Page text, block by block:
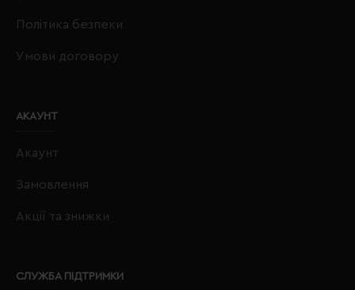
Політика безпеки
Умови договору
АКАУНТ
Акаунт
Замовлення
Акції та знижки
СЛУЖБА ПІДТРИМКИ